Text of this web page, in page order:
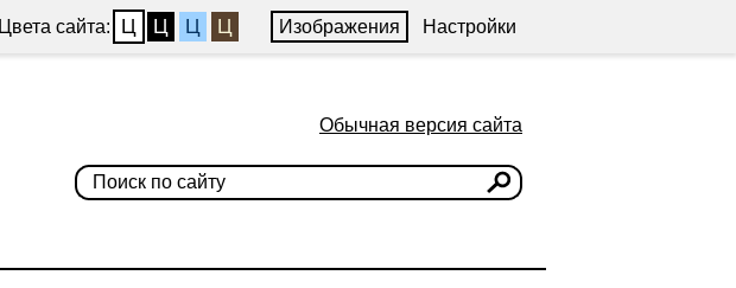
Цвета сайта: Ц Ц Ц Ц Изображения Настройки
Обычная версия сайта